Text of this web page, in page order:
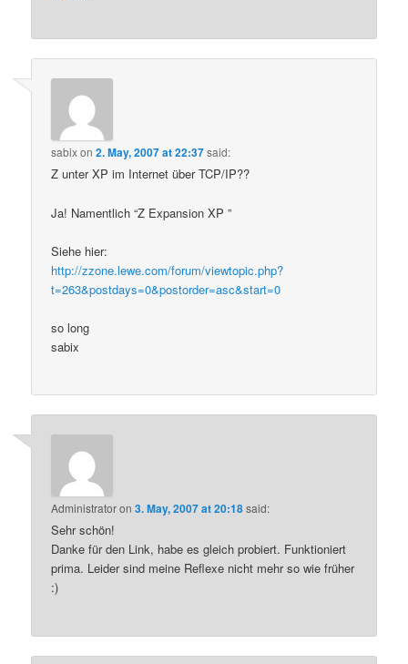
sabixon2. May, 2007 at 22:37said:
Z unter XP im Internet über TCP/IP??
Ja! Namentlich “Z Expansion XP ”
Siehe hier:
http://zzone.lewe.com/forum/viewtopic.php?
t=263&postdays=0&postorder=asc&start=0
so long
sabix
Administratoron3. May, 2007 at 20:18said:
Sehr schön!
Danke für den Link, habe es gleich probiert. Funktioniert
prima. Leider sind meine Reflexe nicht mehr so wie früher
:)